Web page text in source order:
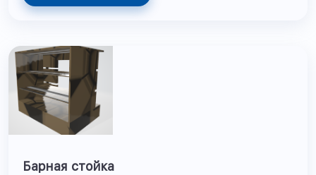
Барная стойка